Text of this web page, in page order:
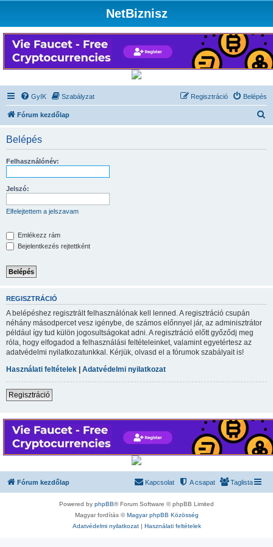
NetBiznisz
GyIK Szabályzat Belépés
Regisztráció
Fórum kezdőlap
Belépés
Felhasználónév:
Jelszó:
Elfelejtettem a jelszavam
Emlékezz rám
Bejelentkezés rejtettként
REGISZTRÁCIÓ
A belépéshez regisztrált felhasználónak kell lenned. A regisztráció csupán
néhány másodpercet vesz igénybe, de számos előnnyel jár, az adminisztrátor
például így tud külön jogosultságokat adni. A regisztráció előtt győződj meg
róla, hogy elfogadod a felhasználási feltételeinket, valamint egyetértesz az
adatvédelmi nyilatkozatunkkal. Kérjük, olvasd el a fórumok szabályait is!
Használati feltételek | Adatvédelmi nyilatkozat
Regisztráció
Fórum kezdőlap Taglista
A csapat
Kapcsolat
Powered by phpBB® Forum Software © phpBB Limited
Magyar fordítás ©Magyar phpBB Közösség
Adatvédelmi nyilatkozat| Használati feltételek